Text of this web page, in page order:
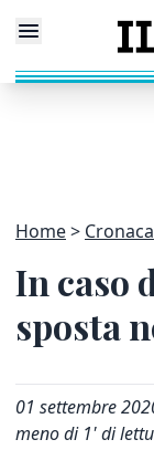
Home Cronaca
In caso
sposta
01 settembre
meno di 1' di